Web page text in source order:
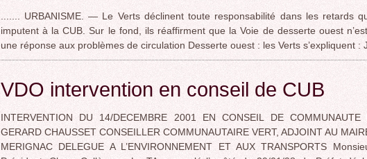
....... URBANISME. — Le Verts déclinent toute responsabilité dans les retards
imputent à la CUB. Sur le fond, ils réaffirment que la Voie de desserte ouest
une réponse aux problèmes de circulation Desserte ouest : les Verts s’expliquent :
VDO intervention en conseil de CUB
INTERVENTION DU 14/DECEMBRE 2001 EN CONSEIL DE COMMUNAUTE
GERARD CHAUSSET CONSEILLER COMMUNAUTAIRE VERT, ADJOINT AU
MERIGNAC DELEGUE A L’ENVIRONNEMENT ET AUX TRANSPORTS